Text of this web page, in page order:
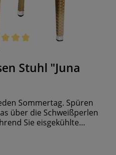
5 von 5 Sternen
Stuhl "Juna
Sommertag. Spüren
über die Schweißperlen
Sie eisgekühlte
von oben bis unten in
Terrassen Stuhl